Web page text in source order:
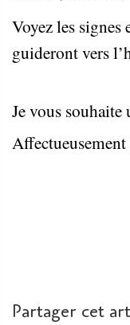
Voyez les
guideront vers
Je vous
Partager cet